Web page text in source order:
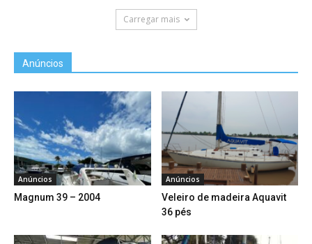
Carregar mais
Anúncios
Anúncios
Magnum 39 – 2004
Anúncios
Veleiro de madeira Aquavit
36 pés